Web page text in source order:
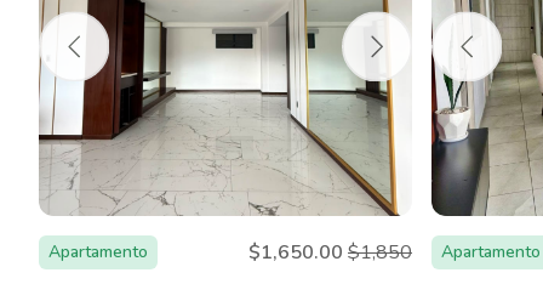
Apartamento $1,650.00 $1,850
Apartamento